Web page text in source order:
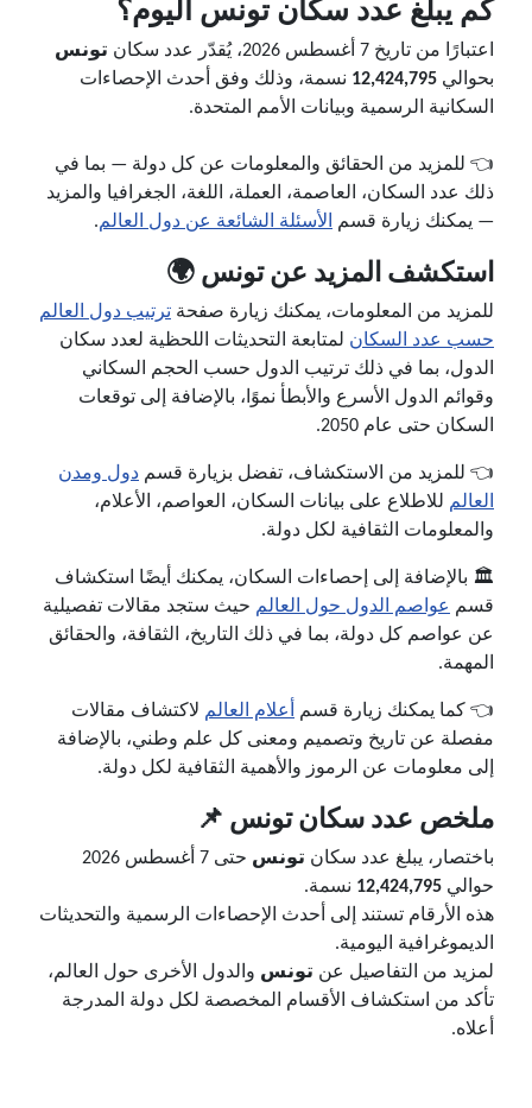
كم يبلغ عدد سكان تونس اليوم؟
اعتبارًا من تاريخ 7 أغسطس 2026، يُقدّر عدد سكان
تونس
بحوالي 12,424,795 نسمة، وذلك وفق أحدث الإحصاءات
السكانية الرسمية وبيانات الأمم المتحدة.
👈 للمزيد من الحقائق والمعلومات عن كل دولة — بما في
ذلك عدد السكان، العاصمة، العملة، اللغة، الجغرافيا والمزيد
— يمكنك زيارة قسم
الأسئلة الشائعة عن دول العالم.
استكشف المزيد عن تونس 🌍
للمزيد من المعلومات، يمكنك زيارة صفحة ترتيب دول العالم
حسب عدد السكان لمتابعة التحديثات اللحظية لعدد سكان
الدول، بما في ذلك ترتيب الدول حسب الحجم السكاني
وقوائم الدول الأسرع والأبطأ نموًا، بالإضافة إلى توقعات
السكان حتى عام 2050.
👈 للمزيد من الاستكشاف، تفضل بزيارة قسم دول ومدن
العالم للاطلاع على بيانات السكان، العواصم، الأعلام،
والمعلومات الثقافية لكل دولة.
🏛️ بالإضافة إلى إحصاءات السكان، يمكنك أيضًا استكشاف
قسم عواصم الدول حول العالم حيث ستجد مقالات تفصيلية
عن عواصم كل دولة، بما في ذلك التاريخ، الثقافة، والحقائق
المهمة.
👈 كما يمكنك زيارة قسم أعلام العالم لاكتشاف مقالات
مفصلة عن تاريخ وتصميم ومعنى كل علم وطني، بالإضافة
إلى معلومات عن الرموز والأهمية الثقافية لكل دولة.
ملخص عدد سكان تونس 📌
باختصار، يبلغ عدد سكان تونس
حتى 7 أغسطس 2026
حوالي 12,424,795 نسمة.
هذه الأرقام تستند إلى أحدث الإحصاءات الرسمية والتحديثات
الديموغرافية اليومية.
لمزيد من التفاصيل عن تونس والدول الأخرى حول العالم،
تأكد من استكشاف الأقسام المخصصة لكل دولة المدرجة
أعلاه.